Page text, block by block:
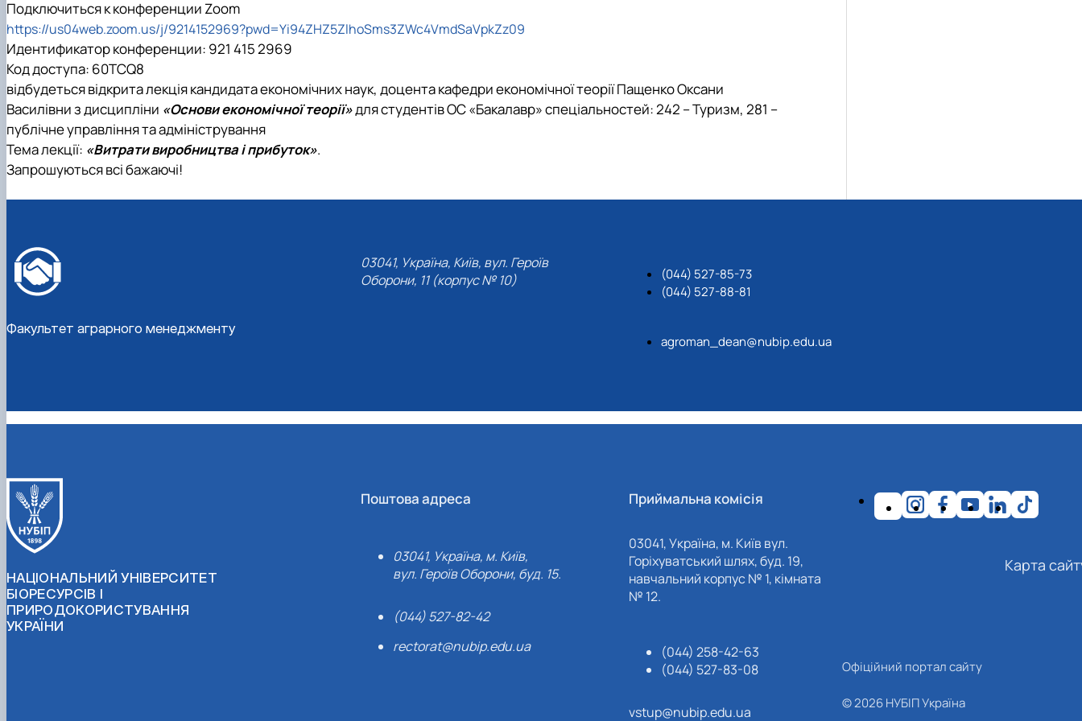
Сенат студентської організації факультету
Стипендія
Подключиться к конференции Zoom
https://us04web.zoom.us/j/9214152969?pwd=Yi94ZHZ5ZlhoSms3ZWc4VmdSaVpkZz09
Идентификатор конференции: 921 415 2969
Код доступа: 60TCQ8
відбудеться відкрита лекція кандидата економічних наук, доцента кафедри економічної теорії Пащенко Оксани
Василівни з дисципліни «Основи економічної теорії»для студентів ОС «Бакалавр» спеціальностей: 242 – Туризм, 281 –
публічне управління та адміністрування
Тема лекції: «Витрати виробництва і прибуток».
Запрошуються всі бажаючі!
Факультет аграрного менеджменту
03041, Україна, Київ, вул. Героїв
Оборони, 11 (корпус № 10)
(044) 527-85-73
(044) 527-88-81
agroman_dean@nubip.edu.ua
НАЦІОНАЛЬНИЙ УНІВЕРСИТЕТ
БІОРЕСУРСІВ І
ПРИРОДОКОРИСТУВАННЯ
УКРАЇНИ
Поштова адреса
03041, Україна, м. Київ,
вул. Героїв Оборони, буд. 15.
(044) 527-82-42
rectorat@nubip.edu.ua
Приймальна комісія
03041, Україна, м. Київ вул.
Горіхуватський шлях, буд. 19,
навчальний корпус № 1, кімната
№ 12.
(044) 258-42-63
(044) 527-83-08
vstup@nubip.edu.ua
Карта
Офіційний портал сайту
© 2026 НУБІП Україна